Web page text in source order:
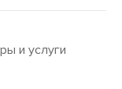
и услуги